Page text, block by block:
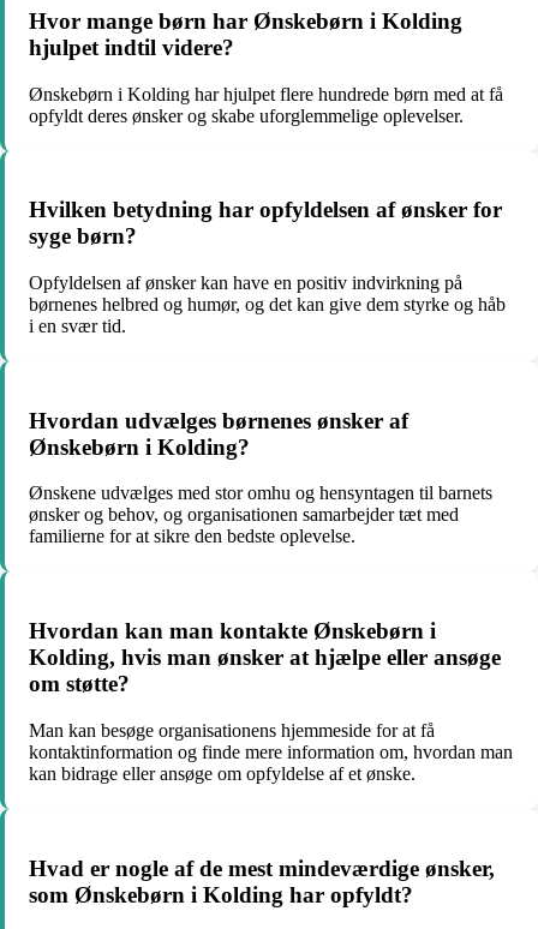
Hvor mange børn har Ønskebørn i Kolding
hjulpet indtil videre?
Ønskebørn i Kolding har hjulpet flere hundrede børn med at få
opfyldt deres ønsker og skabe uforglemmelige oplevelser.
Hvilken betydning har opfyldelsen af ønsker for
syge børn?
Opfyldelsen af ønsker kan have en positiv indvirkning på
børnenes helbred og humør, og det kan give dem styrke og håb
i en svær tid.
Hvordan udvælges børnenes ønsker af
Ønskebørn i Kolding?
Ønskene udvælges med stor omhu og hensyntagen til barnets
ønsker og behov, og organisationen samarbejder tæt med
familierne for at sikre den bedste oplevelse.
Hvordan kan man kontakte Ønskebørn i
Kolding, hvis man ønsker at hjælpe eller ansøge
om støtte?
Man kan besøge organisationens hjemmeside for at få
kontaktinformation og finde mere information om, hvordan man
kan bidrage eller ansøge om opfyldelse af et ønske.
Hvad er nogle af de mest mindeværdige ønsker,
som Ønskebørn i Kolding har opfyldt?